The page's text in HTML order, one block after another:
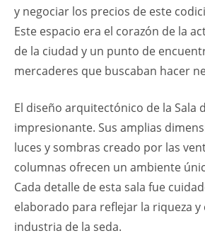
y negociar los precios de este
Este espacio era el corazón de la
de la ciudad y un punto de
mercaderes que buscaban hacer
El diseño arquitectónico de la Sala
impresionante. Sus amplias
luces y sombras creado por las
columnas ofrecen un ambiente
Cada detalle de esta sala fue
elaborado para reflejar la riqueza y
industria de la seda.